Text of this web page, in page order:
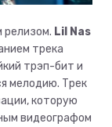
Lil Nas
трека
трэп-бит и
мелодию. Трек
которую
видеографом